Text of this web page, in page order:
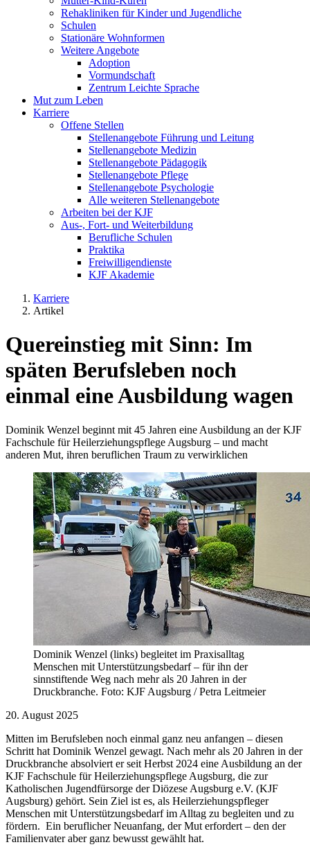
Rehakliniken für Kinder und Jugendliche
Schulen
Stationäre Wohnformen
Weitere Angebote
Adoption
Vormundschaft
Zentrum Leichte Sprache
Mut zum Leben
Karriere
Offene Stellen
Stellenangebote Führung und Leitung
Stellenangebote Medizin
Stellenangebote Pädagogik
Stellenangebote Pflege
Stellenangebote Psychologie
Alle weiteren Stellenangebote
Arbeiten bei der KJF
Aus-, Fort- und Weiterbildung
Berufliche Schulen
Praktika
Freiwilligendienste
KJF Akademie
Karriere
Artikel
Quereinstieg mit Sinn: Im
späten Berufsleben noch
einmal eine Ausbildung wagen
Dominik Wenzel beginnt mit 45 Jahren eine Ausbildung an der KJF
Fachschule für Heilerziehungspflege Augsburg – und macht
anderen Mut, ihren beruflichen Traum zu verwirklichen
Dominik Wenzel (links) begleitet im Praxisalltag
Menschen mit Unterstützungsbedarf – für ihn der
sinnstiftende Weg nach mehr als 20 Jahren in der
Druckbranche. Foto: KJF Augsburg / Petra Leitmeier
20. August 2025
Mitten im Berufsleben noch einmal ganz neu anfangen – diesen
Schritt hat Dominik Wenzel gewagt. Nach mehr als 20 Jahren in der
Druckbranche absolviert er seit Herbst 2024 eine Ausbildung an der
KJF Fachschule für Heilerziehungspflege Augsburg, die zur
Katholischen Jugendfürsorge der Diözese Augsburg e.V. (KJF
Augsburg) gehört. Sein Ziel ist es, als Heilerziehungspfleger
Menschen mit Unterstützungsbedarf im Alltag zu begleiten und zu
fördern. Ein beruflicher Neuanfang, der Mut erfordert – den der
Familienvater aber ganz bewusst gewählt hat.